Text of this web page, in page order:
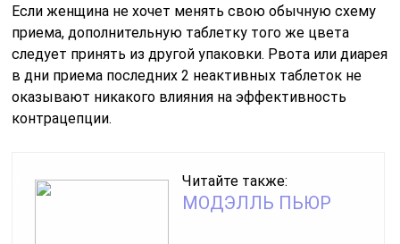
Если женщина не хочет менять свою обычную схему
приема, дополнительную таблетку того же цвета
следует принять из другой упаковки. Рвота или диарея
в дни приема последних 2 неактивных таблеток не
оказывают никакого влияния на эффективность
контрацепции.
Читайте также:
МОДЭЛЛЬ ПЬЮР